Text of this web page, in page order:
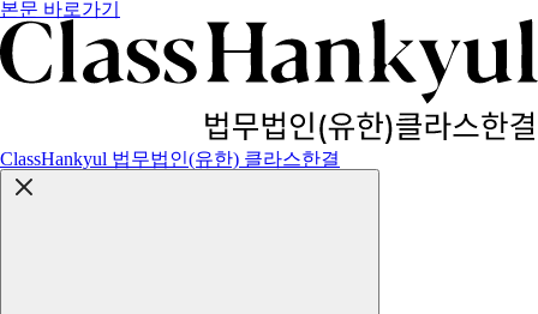
본문 바로가기
ClassHankyul 법무법인(유한) 클라스한결